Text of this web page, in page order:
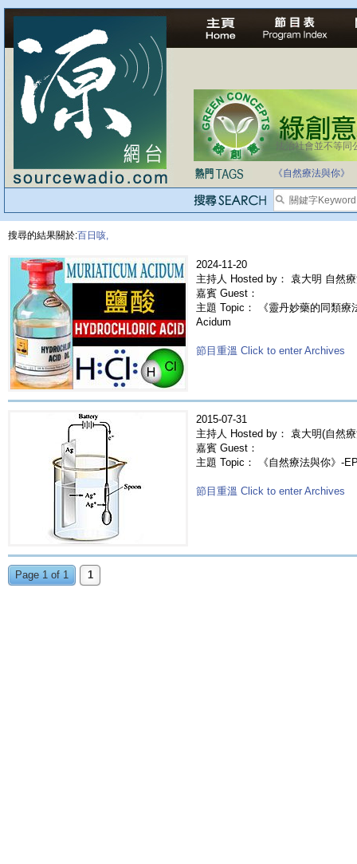
法治社會並不等同
《自然療法與你》
搜尋的結果關於:百日咳,
2024-11-20
主持人 Hosted by： 袁大明 自然
嘉賓 Guest：
主題 Topic： 《靈丹妙藥的同類
Acidum
節目重溫 Click to enter Archives
2015-07-31
主持人 Hosted by： 袁大明(自然
嘉賓 Guest：
主題 Topic： 《自然療法與你》-
節目重溫 Click to enter Archives
Page 1 of 1 1